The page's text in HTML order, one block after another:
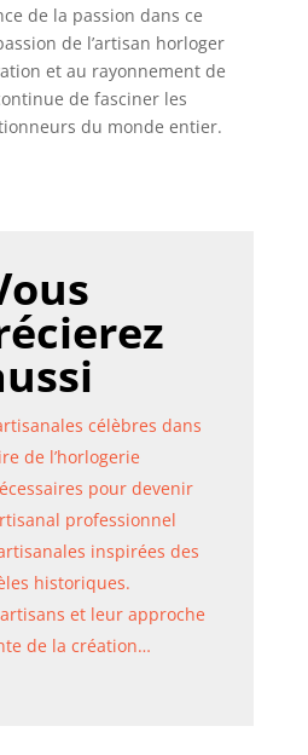
de la passion dans ce
de l’artisan horloger
et au rayonnement de
de fasciner les
du monde entier.
célèbres dans
de l’horlogerie
pour devenir
professionnel
inspirées des
historiques.
et leur approche
de la création…